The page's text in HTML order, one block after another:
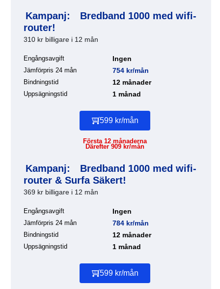
Kampanj:
Bredband 1000 med wifi-
router!
310 kr billigare i 12 mån
Engångsavgift Ingen
Jämförpris 24 mån 754 kr/mån
Bindningstid 12 månader
Uppsägningstid 1 månad
599 kr/mån
Första 12 månaderna
Därefter 909 kr/mån
Kampanj:
Bredband 1000 med wifi-
router & Surfa Säkert!
369 kr billigare i 12 mån
Engångsavgift Ingen
Jämförpris 24 mån 784 kr/mån
Bindningstid 12 månader
Uppsägningstid 1 månad
599 kr/mån